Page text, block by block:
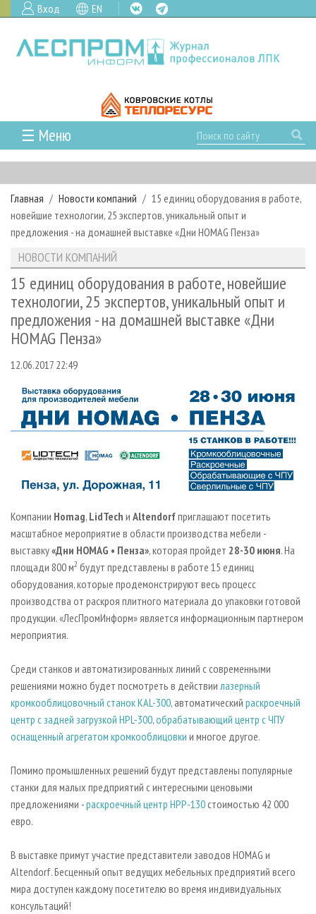
Вход EN
☰ Меню
ГЛАВНАЯ
РУБРИКИ И ТЕМЫ
РУБРИКИ ЖУРНАЛА
ЛЕСНОЕ ХОЗЯЙСТВО
ЛЕСОЗАГОТОВКА
ЛЕСОПИЛЕНИЕ
ДЕРЕВООБРАБОТКА
СУШКА ДРЕВЕСИНЫ
ПРОИЗВОДСТВО ДРЕВЕСНЫХ ПЛИТ
ДЕРЕВЯННОЕ ДОМОСТРОЕНИЕ
ПРОИЗВОДСТВО МЕБЕЛИ
БИОЭНЕРГЕТИКА
ИНСТРУМЕНТ И МАТЕРИАЛЫ
НОВОСТИ
КАЛЕНДАРЬ СОБЫТИЙ
НОВОСТИ ЛПК
НОВОСТИ ЖУРНАЛА
НОВОСТИ КОМПАНИЙ
ПРОЕКТЫ ЛПИ
АНАЛИТИКА
ПРЕДПРИЯТИЯ ЛПК
ЛЕСНЫЕ РЕГИОНЫ РОССИИ
ПЕРСОНЫ
МОБИЛЬНЫЕ ВЫСТАВКИ
ОФИЦИАЛЬНЫЕ ДЕЛЕГАЦИИ
ПРИОРИТЕТНЫЕ ИНВЕСТПРОЕКТЫ
RUSSIAN FORESTRY REVIEW
АРХИВ
АРХИВ ЖУРНАЛОВ
СТАТЬИ
О ЖУРНАЛЕ
ПОДПИСКА
КОНТАКТЫ
РЕКЛАМОДАТЕЛЯМ
РЕКЛАМА
Главная Новости компаний
15 единиц оборудования в работе,
новейшие технологии, 25 экспертов, уникальный опыт и
предложения - на домашней выставке «Дни HOMAG Пенза»
НОВОСТИ КОМПАНИЙ
15 единиц оборудования в работе, новейшие
технологии, 25 экспертов, уникальный опыт и
предложения - на домашней выставке «Дни
HOMAG Пенза»
12.06.2017 22:49
Компании Homag, LidTech и Altendorfприглашают посетить
масштабное мероприятие в области производства мебели -
выставку«Дни HOMAG • Пенза», которая пройдет 28-30 июня. На
площади 800 м2 будут представлены в работе 15 единиц
оборудования, которые продемонстрируют весь процесс
производства от раскроя плитного материала до упаковки готовой
продукции. «ЛесПромИнформ» является информационным партнером
мероприятия.
Среди станков и автоматизированных линий с современными
решениями можно будет посмотреть в действии лазерный
кромкооблицовочный станок KAL-300, автоматический раскроечный
центр с задней загрузкой HPL-300,обрабатывающий центр с ЧПУ
оснащенный агрегатом кромкооблицовки и многое другое.
Помимо промышленных решений будут представлены популярные
станки для малых предприятий с интересными ценовыми
предложениями -раскроечный центр HPP-130 стоимостью 42 000
евро.
В выставке примут участие представители заводов HOMAG и
Altendorf. Бесценный опыт ведущих мебельных предприятий всего
мира доступен каждому посетителю во время индивидуальных
консультаций!